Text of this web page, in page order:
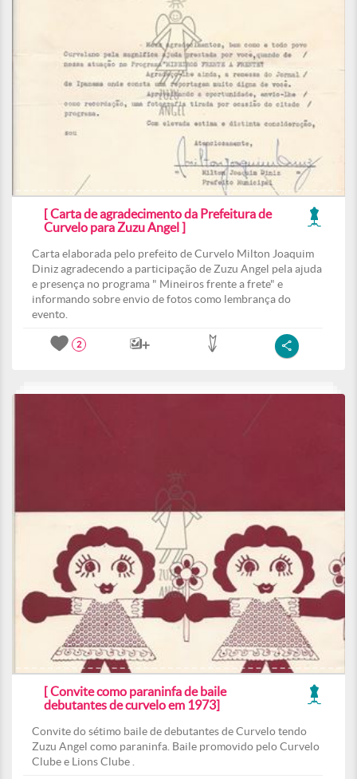
[ Carta de agradecimento da Prefeitura de
Curvelo para Zuzu Angel ]
Carta elaborada pelo prefeito de Curvelo Milton Joaquim
Diniz agradecendo a participação de Zuzu Angel pela ajuda
e presença no programa " Mineiros frente a frete" e
informando sobre envio de fotos como lembrança do
evento.
2
[ Convite como paraninfa de baile
debutantes de curvelo em 1973]
Convite do sétimo baile de debutantes de Curvelo tendo
Zuzu Angel como paraninfa. Baile promovido pelo Curvelo
Clube e Lions Clube .